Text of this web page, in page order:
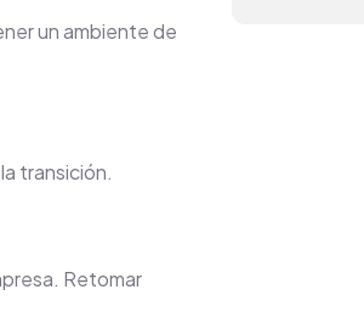
un ambiente de
transición.
Retomar